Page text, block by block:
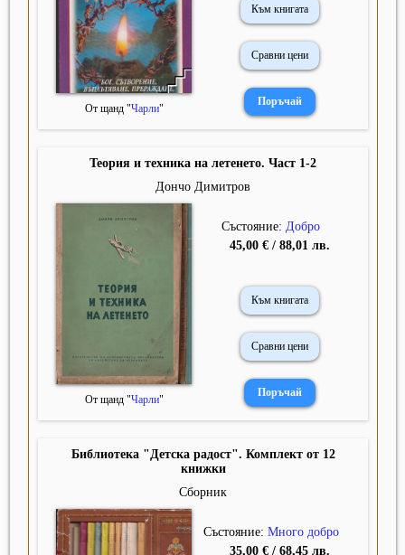
От щанд "Чарли"
Към книгата
Сравни цени
Теория и техника на летенето. Част 1-2
Дончо Димитров
От щанд "Чарли"
Състояние: Добро
45,00 € / 88,01 лв.
Към книгата
Сравни цени
Библиотека "Детска радост". Комплект от 12
книжки
Сборник
Състояние: Много добро
35,00 € / 68,45 лв.